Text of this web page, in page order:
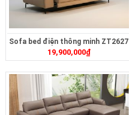
Sofa bed điện thông minh ZT2627
19,900,000₫